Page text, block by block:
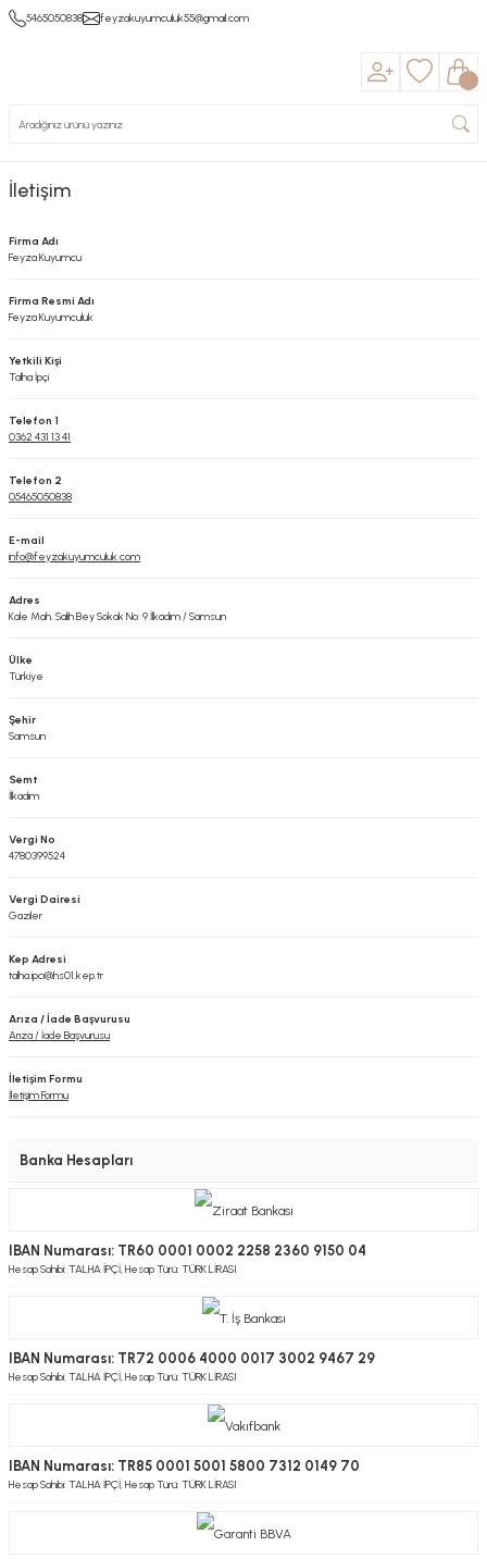
5465050838 feyzakuyumculuk55@gmail.com
İletişim
Firma Adı
Feyza Kuyumcu
Firma Resmi Adı
Feyza Kuyumculuk
Yetkili Kişi
Talha İpçi
Telefon 1
0362 431 13 41
Telefon 2
05465050838
E-mail
info@feyzakuyumculuk.com
Adres
Kale Mah. Salih Bey Sokak No: 9 İlkadım / Samsun
Ülke
Türkiye
Şehir
Samsun
Semt
İlkadım
Vergi No
4780399524
Vergi Dairesi
Gaziler
Kep Adresi
talha.ipci@hs01.kep.tr
Arıza / İade Başvurusu
Arıza / İade Başvurusu
İletişim Formu
İletişim Formu
Banka Hesapları
IBAN Numarası: TR60 0001 0002 2258 2360 9150 04
Hesap Sahibi: TALHA İPÇİ, Hesap Türü: TÜRK LİRASI
IBAN Numarası: TR72 0006 4000 0017 3002 9467 29
Hesap Sahibi: TALHA İPÇİ, Hesap Türü: TÜRK LİRASI
IBAN Numarası: TR85 0001 5001 5800 7312 0149 70
Hesap Sahibi: TALHA İPÇİ, Hesap Türü: TÜRK LİRASI